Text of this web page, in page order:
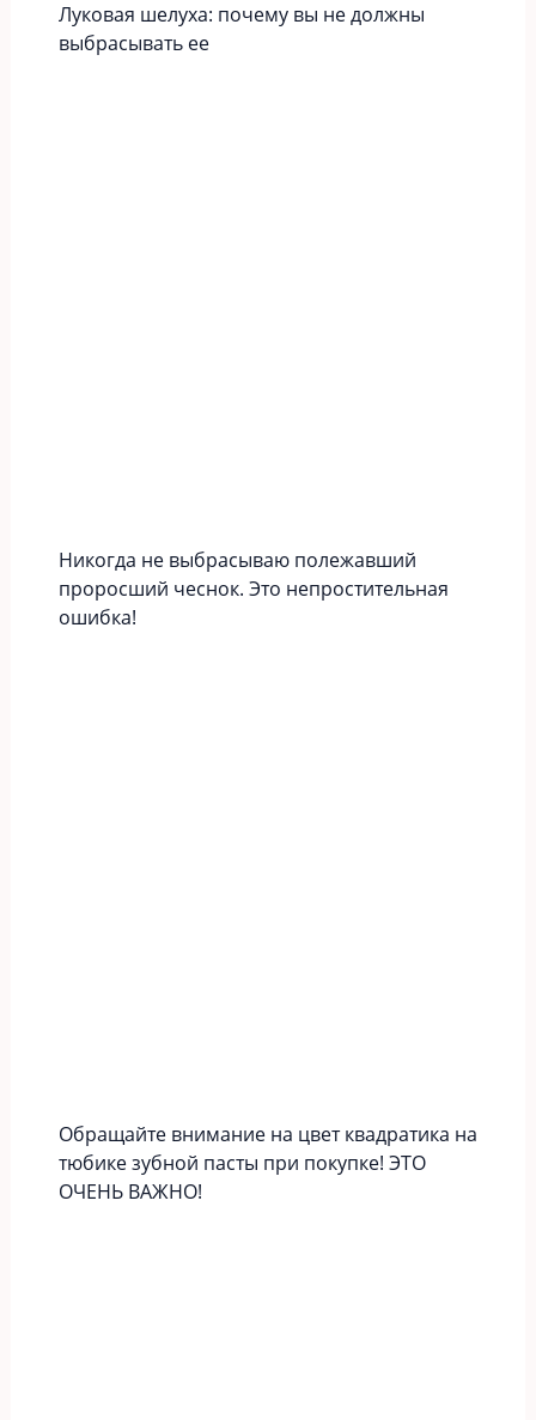
Луковая шелуха: почему вы не должны
выбрасывать ее
Никогда не выбрасываю полежавший
проросший чеснок. Это непростительная
ошибка!
Обращайте внимание на цвет квадратика на
тюбике зубной пасты при покупке! ЭТО
ОЧЕНЬ ВАЖНО!